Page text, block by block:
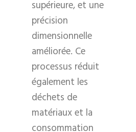
supérieure, et une
précision
dimensionnelle
améliorée. Ce
processus réduit
également les
déchets de
matériaux et la
consommation